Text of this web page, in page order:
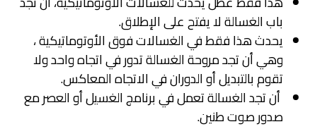
باب الغسالة لا يفتح على الإطلاق.
يحدث هذا فقط في الغسالات فوق الأوتوماتيكية ،
وهي أن تجد مروحة الغسالة تدور في اتجاه واحد ولا
تقوم بالتبديل أو الدوران في الاتجاه المعاكس.
أن تجد الغسالة تعمل في برنامج الغسيل أو العصر مع
صدور صوت طنين.